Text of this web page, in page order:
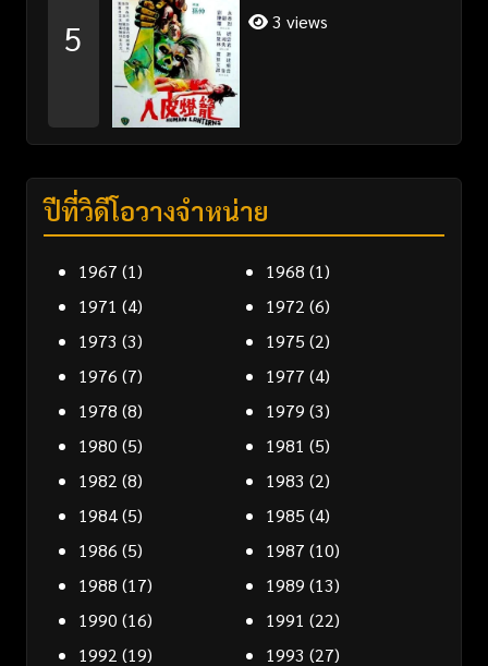
5
3 views
ปีที่วิดีโอวางจำหน่าย
1967 (1) 1968 (1)
1971 (4) 1972 (6)
1973 (3) 1975 (2)
1976 (7) 1977 (4)
1978 (8) 1979 (3)
1980 (5) 1981 (5)
1982 (8) 1983 (2)
1984(5) 1985 (4)
1986 (5) 1987 (10)
1988 (17) 1989 (13)
1990 (16) 1991 (22)
1992 (19) 1993 (27)